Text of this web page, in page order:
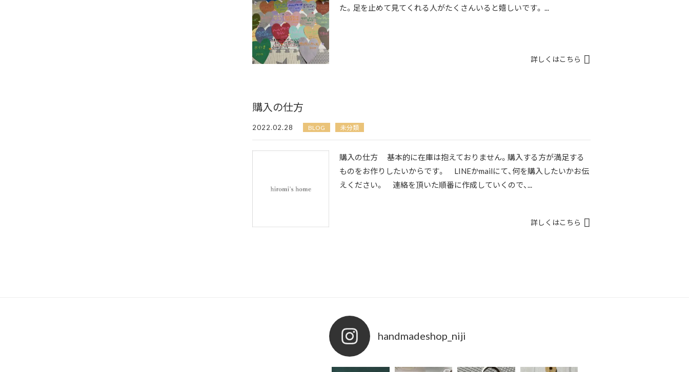
た。足を止めて見てくれる人がたくさんいると嬉しいです。 ...
詳しくはこちら
購入の仕方
2022.02.28 BLOG 未分類
購入の仕方 基本的に在庫は抱えておりません。購入する方が満足する
ものをお作りしたいからです。 LINEかmailにて、何を購入したいかお伝
えください。 連絡を頂いた順番に作成していくので、...
詳しくはこちら
handmadeshop_niji